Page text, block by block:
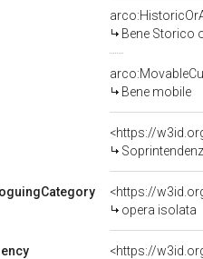
Bene Storico
Bene mobile
<https://
Soprintendenza per i
<https://
opera isolata
<https://